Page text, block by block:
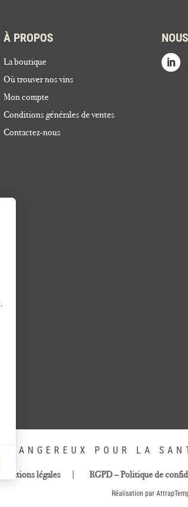
À PROPOS
La boutique
Où trouver nos vins
Mon compte
Conditions générales de ventes
Contactez-nous
DANGEREUX POUR LA
Mentions légales RGPD – Politique de
Réalisation par